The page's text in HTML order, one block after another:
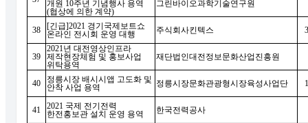
개원 10주년 기념행사 용역
(협상에 의한 계약)
그린바이오과학기술연구원
38 [긴급]2021 경기국제보트쇼
온라인 전시회 운영 대행
주식회사킨텍스
39
2021년 대전영상인프라
제작현장체험 및 홍보사업
위탁용역
재단법인대전정보문화산업진흥원
40
정릉시장 배시시앱 고도화 및
안착 사업 용역
정릉시장문화관광형시장육성사업단
41 2021 국제 전기전력
한전홍보관 설치 운영 용역
한국전력공사